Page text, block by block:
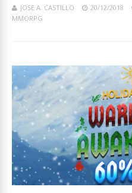
JOSE A. CASTILLO 20/12/2018
MMORPG